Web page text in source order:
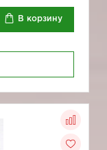
В корзину